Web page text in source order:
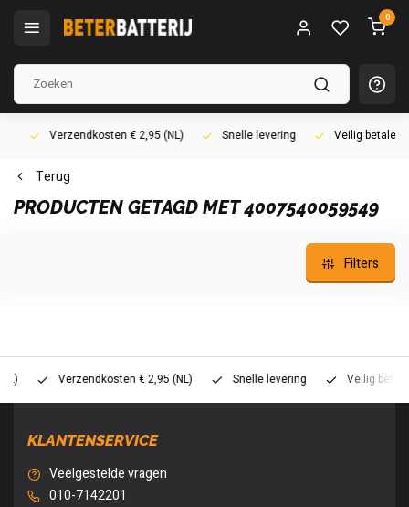
0
Verzendkosten € 2,95 (NL) Snelle levering Veilig betalen
Terug
PRODUCTEN GETAGD MET 4007540059549
Filters
Verzendkosten € 2,95 (NL) Snelle levering Veilig betalen
KLANTENSERVICE
Veelgestelde vragen
010-7142201